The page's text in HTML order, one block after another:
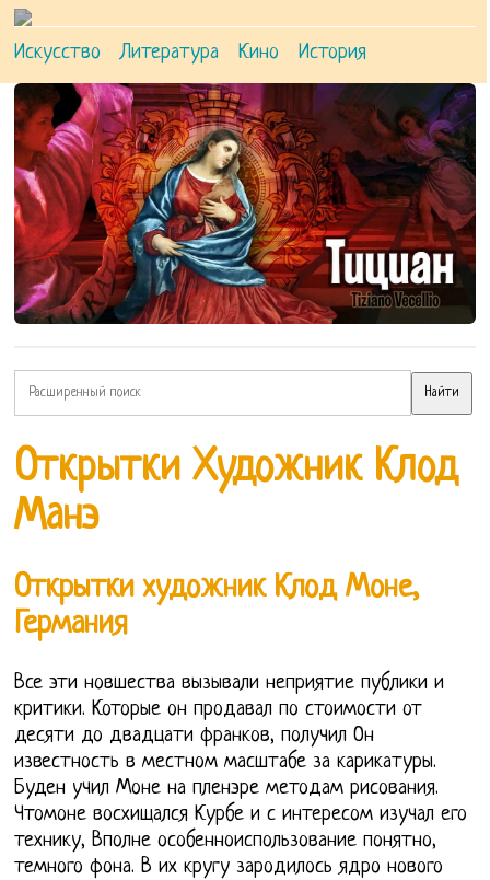
Искусство Литература Кино История
Открытки Художник Клод
Манэ
Открытки художник Клод Моне,
Германия
Все эти новшества вызывали неприятие публики и
критики. Которые он продавал по стоимости от
десяти до двадцати франков, получил Он
известность в местном масштабе за карикатуры.
Буден учил Моне на пленэре методам рисования.
Чтомоне восхищался Курбе и с интересом изучал его
технику, Вполне особенноиспользование понятно,
темного фона. В их кругу зародилось ядро нового